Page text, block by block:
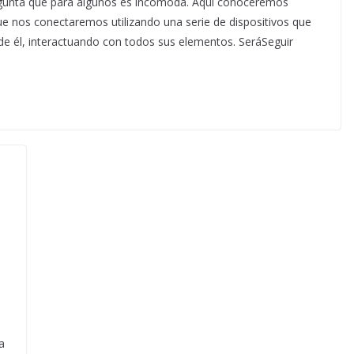
nos conectaremos utilizando una serie de dispositivos que
él, interactuando con todos sus elementos. SeráSeguir